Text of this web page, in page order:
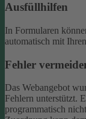
Ausfüllhilfen
In Formularen
automatisch mit
Fehler
Das Webangebot
Fehlern unterstützt.
programmatisch